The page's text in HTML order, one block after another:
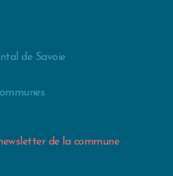
de Savoie
de la commune